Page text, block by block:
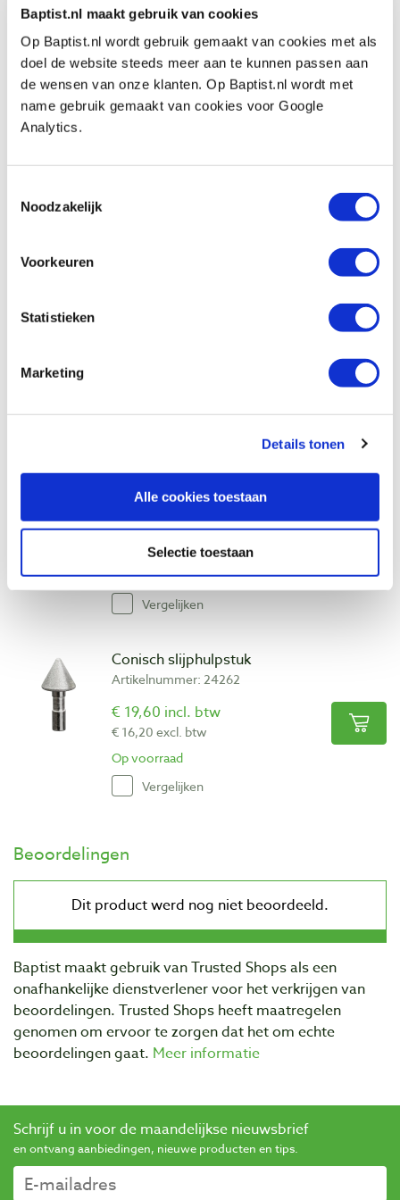
Baptist.nl maakt gebruik van cookies
Op Baptist.nl wordt gebruik gemaakt van cookies met als
doel de website steeds meer aan te kunnen passen aan
de wensen van onze klanten. Op Baptist.nl wordt met
name gebruik gemaakt van cookies voor Google
Analytics.
Noodzakelijk
Voorkeuren
Statistieken
Marketing
Details tonen
Alle cookies toestaan
Selectie toestaan
Veritas vierkante gaten slaghulpstuk
7/16″ (11,1 mm)
Artikelnummer: 27354
Veritas vierkante gaten slaghulpstuk 1/2″
mm)
Artikelnummer: 27350
€ 41,00 incl. btw
€ 33,88 excl. btw
Op voorraad
Vergelijken
Conisch slijphulpstuk
Artikelnummer: 24262
€ 19,60 incl. btw
€ 16,20 excl. btw
Op voorraad
Vergelijken
Beoordelingen
Baptist maakt gebruik van Trusted Shops als een
onafhankelijke dienstverlener voor het verkrijgen van
beoordelingen. Trusted Shops heeft maatregelen
genomen om ervoor te zorgen dat het om echte
beoordelingen gaat. Meer informatie
Schrijf u in voor de maandelijkse nieuwsbrief
en ontvang aanbiedingen, nieuwe producten en tips.